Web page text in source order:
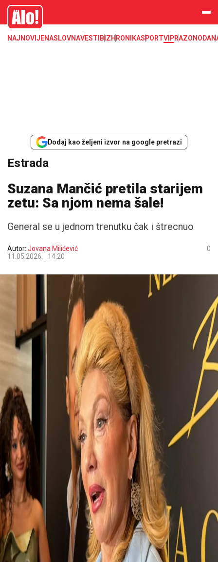
Estrada, poznati, VIP
Alo
NAJNOVIJENASLOVNAVESTI BIZHRONIKASPORTVIPRAZONODA
Dodaj kao željeni izvor na google pretrazi
Estrada
Suzana Mančić pretila starijem
zetu: Sa njom nema šale!
General se u jednom trenutku čak i štrecnuo
Autor: Jovana Milićević
11.05.2026.
14:20
0